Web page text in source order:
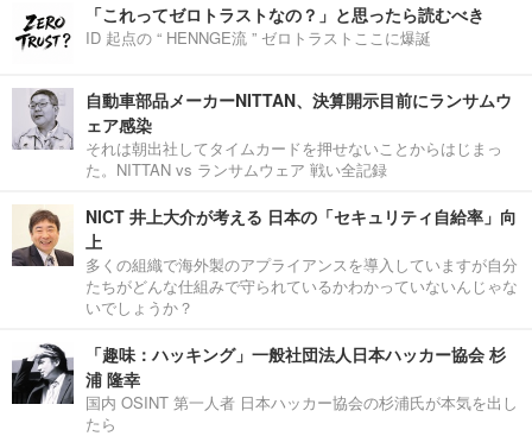
「これってゼロトラストなの？」と思ったら読むべき
ID 起点の “ HENNGE流 ” ゼロトラストここに爆誕
自動車部品メーカーNITTAN、決算開示目前にランサムウ
ェア感染
それは朝出社してタイムカードを押せないことからはじまっ
た。NITTAN vs ランサムウェア 戦い全記録
NICT 井上大介が考える 日本の「セキュリティ自給率」向
上
多くの組織で海外製のアプライアンスを導入していますが自分
たちがどんな仕組みで守られているかわかっていないんじゃな
いでしょうか？
「趣味：ハッキング」一般社団法人日本ハッカー協会 杉
浦 隆幸
国内 OSINT 第一人者 日本ハッカー協会の杉浦氏が本気を出し
たら